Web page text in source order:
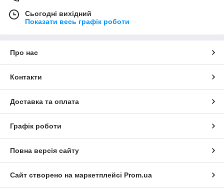
Сьогодні вихідний
Показати весь графік роботи
Про нас
Контакти
Доставка та оплата
Графік роботи
Повна версія сайту
Сайт створено на маркетплейсі Prom.ua